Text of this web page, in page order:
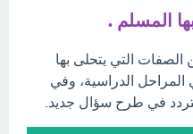
المسلم .
التي يتحلى بها
المراحل الدراسية، وفي
في طرح سؤال جديد.